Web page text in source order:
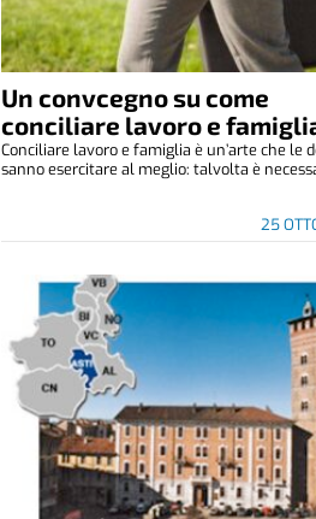
Un convcegno su come
conciliare lavoro e
25
Conciliare lavoro e famiglia è un’arte che le
sanno esercitare al meglio: talvolta è